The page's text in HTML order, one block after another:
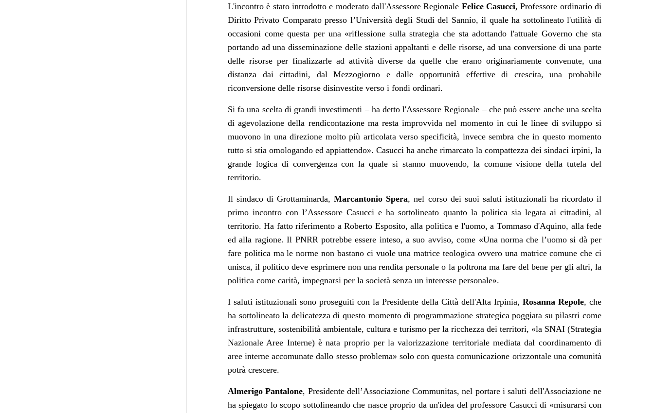
L'incontro è stato introdotto e moderato dall'Assessore Regionale Felice Casucci, Professore ordinario di
Diritto Privato Comparato presso l’Università degli Studi del Sannio, il quale ha sottolineato l'utilità di
occasioni come questa per una «riflessione sulla strategia che sta adottando l'attuale Governo che sta
portando ad una disseminazione delle stazioni appaltanti e delle risorse, ad una conversione di una parte
delle risorse per finalizzarle ad attività diverse da quelle che erano originariamente convenute, una
distanza dai cittadini, dal Mezzogiorno e dalle opportunità effettive di crescita, una probabile
riconversione delle risorse disinvestite verso i fondi ordinari.
Si fa una scelta di grandi investimenti – ha detto l'Assessore Regionale – che può essere anche una scelta
di agevolazione della rendicontazione ma resta improvvida nel momento in cui le linee di sviluppo si
muovono in una direzione molto più articolata verso specificità, invece sembra che in questo momento
tutto si stia omologando ed appiattendo». Casucci ha anche rimarcatola compattezza dei sindaci irpini, la
grande logica di convergenza con la quale si stanno muovendo, la comune visione della tutela del
territorio.
Il sindaco di Grottaminarda,Marcantonio Spera, nel corso dei suoi saluti istituzionali ha ricordato il
primo incontro con l’Assessore Casucci e ha sottolineato quanto la politica sia legata ai cittadini, al
territorio. Ha fatto riferimento a Roberto Esposito, alla politica e l'uomo, a Tommaso d'Aquino, alla fede
ed alla ragione. Il PNRR potrebbe essere inteso, a suo avviso, come «Una norma che l’uomo si dà per
fare politica ma le norme non bastano ci vuole una matrice teologica ovvero una matrice comune che ci
unisca, il politico deve esprimere non una rendita personale o la poltrona ma fare del bene per gli altri, la
politica come carità, impegnarsi per la società senza un interesse personale».
I saluti istituzionali sono proseguiti con la Presidente della Città dell'Alta Irpinia, Rosanna Repole, che
ha sottolineato la delicatezza di questo momento di programmazione strategica poggiata su pilastri come
infrastrutture, sostenibilità ambientale, cultura e turismo per la ricchezza dei territori, «la SNAI (Strategia
Nazionale Aree Interne) è nata proprio per la valorizzazione territoriale mediata dal coordinamento di
aree interne accomunate dallo stesso problema» solo con questa comunicazione orizzontale una comunità
potrà crescere.
Almerigo Pantalone, Presidente dell’Associazione Communitas, nel portare i saluti dell'Associazione ne
ha spiegato lo scopo sottolineando che nasce proprio da un'idea del professore Casucci di «misurarsi con